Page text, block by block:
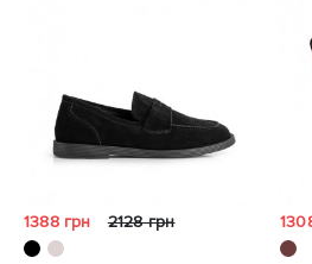
1388 грн 2128 грн